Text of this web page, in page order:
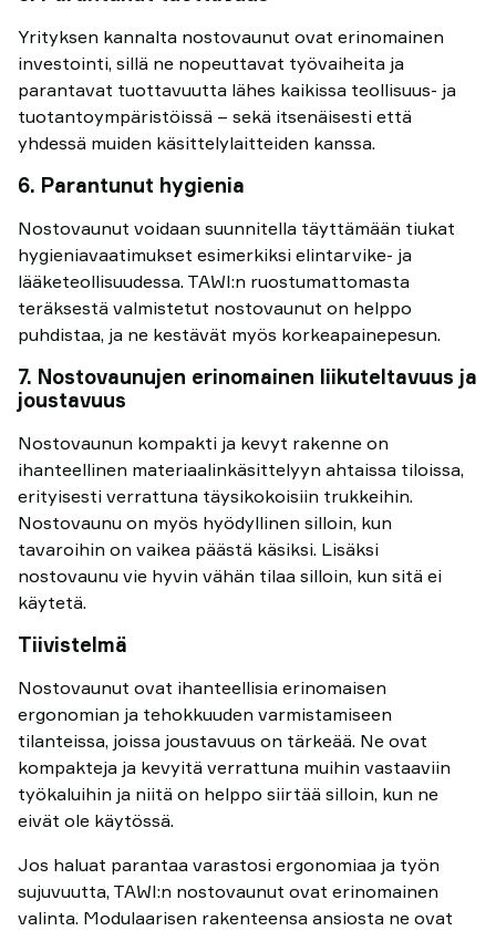
Yrityksen kannalta nostovaunut ovat erinomainen
investointi, sillä ne nopeuttavat työvaiheita ja
parantavat tuottavuutta lähes kaikissa teollisuus- ja
tuotantoympäristöissä – sekä itsenäisesti että
yhdessä muiden käsittelylaitteiden kanssa.
6. Parantunut hygienia
Nostovaunut voidaan suunnitella täyttämään tiukat
hygieniavaatimukset esimerkiksi elintarvike- ja
lääketeollisuudessa. TAWI:n ruostumattomasta
teräksestä valmistetut nostovaunut on helppo
puhdistaa, ja ne kestävät myös korkeapainepesun.
7. Nostovaunujen erinomainen liikuteltavuus ja
joustavuus
Nostovaunun kompakti ja kevyt rakenne on
ihanteellinen materiaalinkäsittelyyn ahtaissa tiloissa,
erityisesti verrattuna täysikokoisiin trukkeihin.
Nostovaunu on myös hyödyllinen silloin, kun
tavaroihin on vaikea päästä käsiksi. Lisäksi
nostovaunu vie hyvin vähän tilaa silloin, kun sitä ei
käytetä.
Tiivistelmä
Nostovaunut ovat ihanteellisia erinomaisen
ergonomian ja tehokkuuden varmistamiseen
tilanteissa, joissa joustavuus on tärkeää. Ne ovat
kompakteja ja kevyitä verrattuna muihin vastaaviin
työkaluihin ja niitä on helppo siirtää silloin, kun ne
eivät ole käytössä.
Jos haluat parantaa varastosi ergonomiaa ja työn
sujuvuutta, TAWI:n nostovaunut ovat erinomainen
valinta. Modulaarisen rakenteensa ansiosta ne ovat